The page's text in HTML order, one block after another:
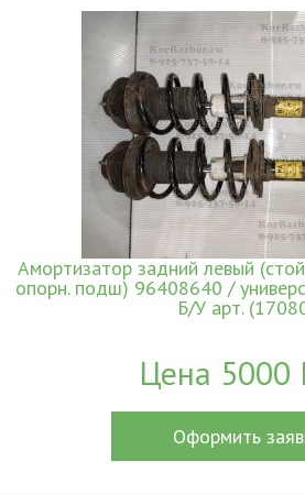
Амортизатор задний левый
опорн. подш) 96408640 /
Б/У арт.
Цена 5000
Оформить